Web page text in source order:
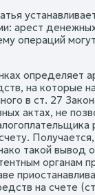
арест
операций
определяет
на которые
в ст. 27
актах, не
такой вывод
органам
на счете